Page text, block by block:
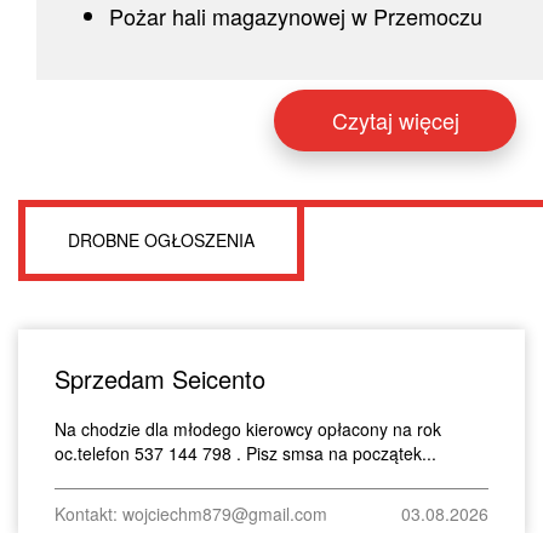
Pożar hali magazynowej w Przemoczu
Czytaj więcej
DROBNE OGŁOSZENIA
Sprzedam Seicento
Na chodzie dla młodego kierowcy opłacony na rok
oc.telefon 537 144 798 . Pisz smsa na początek...
Kontakt: wojciechm879@gmail.com 03.08.2026